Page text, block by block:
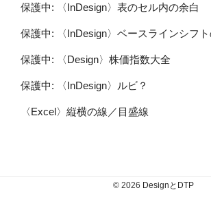
保護中: 〈InDesign〉表のセル内の余白
保護中: 〈InDesign〉ベースラインシフ
保護中: 〈Design〉株価指数大全
保護中: 〈InDesign〉ルビ？
〈Excel〉縦横の線／目盛線
© 2026 DesignとDTP